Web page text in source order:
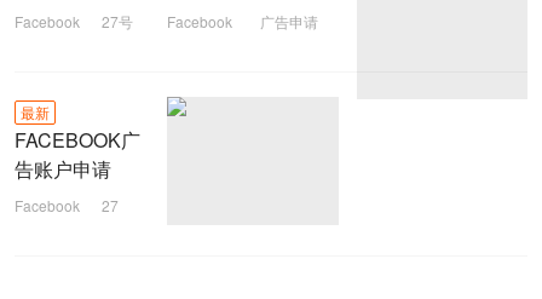
Facebook 27号 Facebook
广告申请
最新
FACEBOOK广
告账户申请
Facebook
27